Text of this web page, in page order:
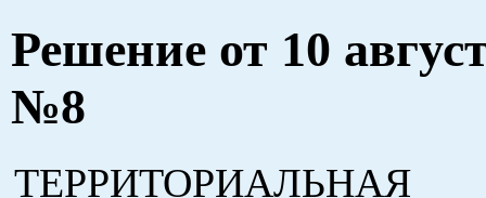
Решение от 10
№8
ТЕРРИТОРИАЛЬНАЯ